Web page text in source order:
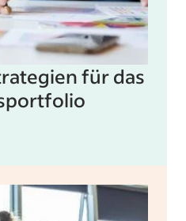
für das